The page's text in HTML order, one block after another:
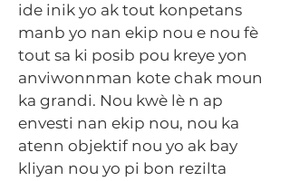
ide inik yo ak tout konpetans
manb yo nan ekip nou e nou fè
tout sa ki posib pou kreye yon
anviwonnman kote chak moun
ka grandi. Nou kwè lè n ap
envesti nan ekip nou, nou ka
atenn objektif nou yo ak bay
kliyan nou yo pi bon rezilta